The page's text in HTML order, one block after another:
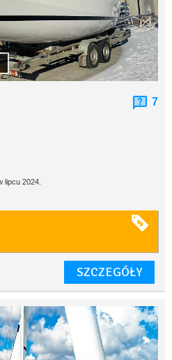
7
lipcu 2024.
SZCZEGÓŁY